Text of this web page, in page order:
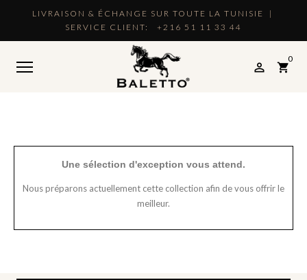
LIVRAISON & ÉCHANGE SUR TOUTE LA TUNISIE |
SERVICE CLIENT:
+216 51 11 33 44
 shopping_cart
0
Une sélection d'exception vous attend.
Nous préparons actuellement cette collection afin de vous offrir le
meilleur.